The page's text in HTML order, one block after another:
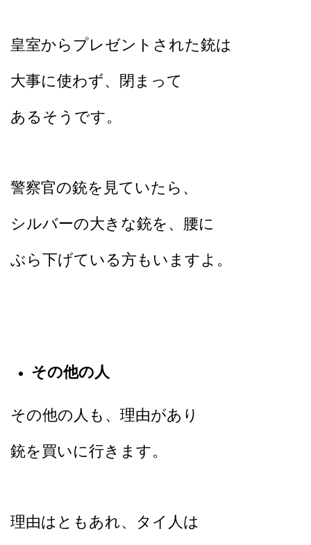
皇室からプレゼントされた銃は
大事に使わず、閉まって
あるそうです。
警察官の銃を見ていたら、
シルバーの大きな銃を、腰に
ぶら下げている方もいますよ。
その他の人
その他の人も、理由があり
銃を買いに行きます。
理由はともあれ、タイ人は